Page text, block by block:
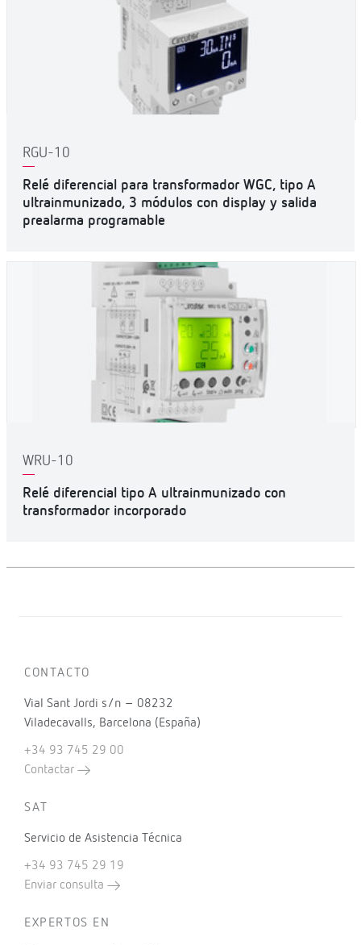
RGU-10
Relé diferencial para transformador WGC, tipo A
ultrainmunizado, 3 módulos con display y salida
prealarma programable
WRU-10
Relé diferencial tipo A ultrainmunizado con
transformador incorporado
CONTACTO
Vial Sant Jordi s/n – 08232
Viladecavalls, Barcelona (España)
+34 93 745 29 00
Contactar
SAT
Servicio de Asistencia Técnica
+34 93 745 29 19
Enviar consulta
EXPERTOS EN